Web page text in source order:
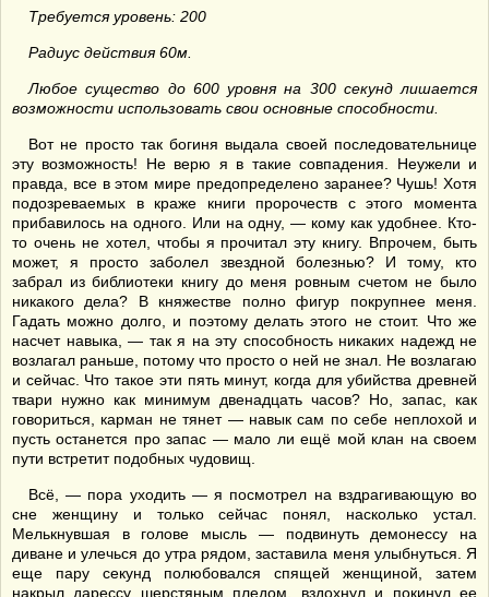
Требуется уровень: 200
Радиус действия 60м.
Любое существо до 600 уровня на 300 секунд лишается
возможности использовать свои основные способности.
Вот не просто так богиня выдала своей последовательнице
эту возможность! Не верю я в такие совпадения. Неужели и
правда, все в этом мире предопределено заранее? Чушь! Хотя
подозреваемых в краже книги пророчеств с этого момента
прибавилось на одного. Или на одну, — кому как удобнее. Кто-
то очень не хотел, чтобы я прочитал эту книгу. Впрочем, быть
может, я просто заболел звездной болезнью? И тому, кто
забрал из библиотеки книгу до меня ровным счетом не было
никакого дела? В княжестве полно фигур покрупнее меня.
Гадать можно долго, и поэтому делать этого не стоит. Что же
насчет навыка, — так я на эту способность никаких надежд не
возлагал раньше, потому что просто о ней не знал. Не возлагаю
и сейчас. Что такое эти пять минут, когда для убийства древней
твари нужно как минимум двенадцать часов? Но, запас, как
говориться, карман не тянет — навык сам по себе неплохой и
пусть останется про запас — мало ли ещё мой клан на своем
пути встретит подобных чудовищ.
Всё, — пора уходить — я посмотрел на вздрагивающую во
сне женщину и только сейчас понял, насколько устал.
Мелькнувшая в голове мысль — подвинуть демонессу на
диване и улечься до утра рядом, заставила меня улыбнуться. Я
еще пару секунд полюбовался спящей женщиной, затем
накрыл дарессу шерстяным пледом, вздохнул и покинул ее